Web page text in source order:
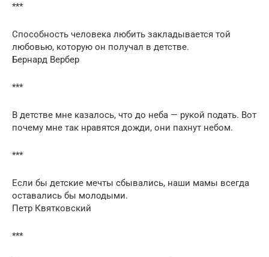
***
Способность человека любить закладывается той
любовью, которую он получал в детстве.
Бернард Вербер
***
В детстве мне казалось, что до неба — рукой подать. Вот
почему мне так нравятся дожди, они пахнут небом.
***
Если бы детские мечты сбывались, наши мамы всегда
оставались бы молодыми.
Петр Квятковский
***